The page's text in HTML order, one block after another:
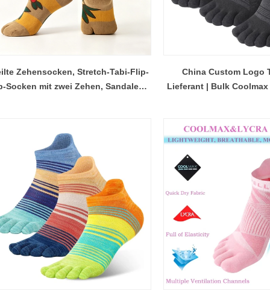
Zehensocken, Stretch-Tabi-Flip-
Socken mit zwei Zehen, Sandalen-
China Custom Logo
Lieferant | Bulk